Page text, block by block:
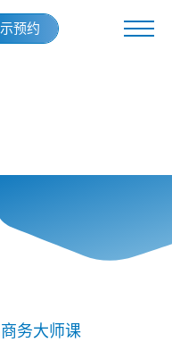
预约
务大师课